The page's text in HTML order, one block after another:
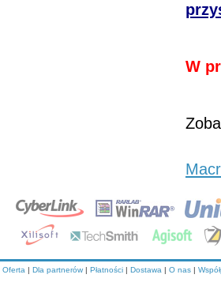
W
Oferta | Dla partnerów | Płatności | Dostawa | O nas |